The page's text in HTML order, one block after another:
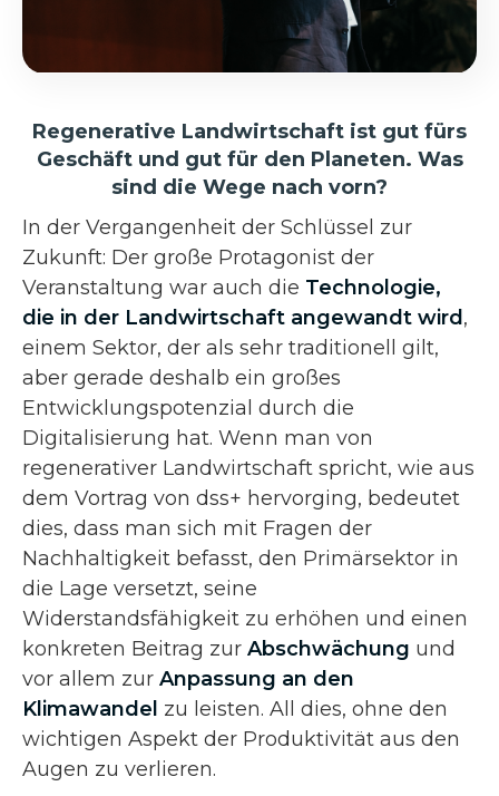
Regenerative Landwirtschaft ist gut fürs
Geschäft und gut für den Planeten. Was
sind die Wege nach vorn?
In der Vergangenheit der Schlüssel zur
Zukunft: Der große Protagonist der
Veranstaltung war auch die Technologie,
die in der Landwirtschaft angewandt wird,
einem Sektor, der als sehr traditionell gilt,
aber gerade deshalb ein großes
Entwicklungspotenzial durch die
Digitalisierung hat. Wenn man von
regenerativer Landwirtschaft spricht, wie aus
dem Vortrag von dss+ hervorging, bedeutet
dies, dass man sich mit Fragen der
Nachhaltigkeit befasst, den Primärsektor in
die Lage versetzt, seine
Widerstandsfähigkeit zu erhöhen und einen
konkreten Beitrag zur Abschwächung und
vor allem zur Anpassung an den
Klimawandel zu leisten. All dies, ohne den
wichtigen Aspekt der Produktivität aus den
Augen zu verlieren.